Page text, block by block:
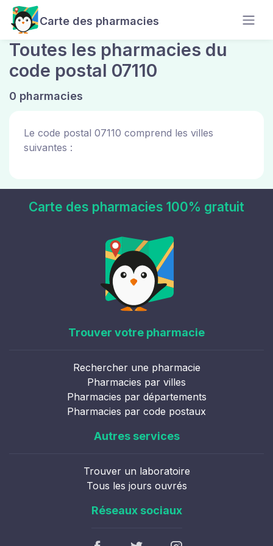
Carte des pharmacies
Toutes les pharmacies du
code postal 07110
0 pharmacies
Le code postal 07110 comprend les villes
suivantes :
Carte des pharmacies 100% gratuit
Trouver votre pharmacie
Rechercher une pharmacie
Pharmacies par villes
Pharmacies par départements
Pharmacies par code postaux
Autres services
Trouver un laboratoire
Tous les jours ouvrés
Réseaux sociaux